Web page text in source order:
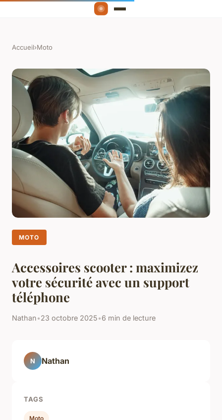
Accueil›Moto
MOTO
Accessoires scooter : maximizez
votre sécurité avec un support
téléphone
Nathan•23 octobre 2025•6 min de lecture
N Nathan
TAGS
Moto